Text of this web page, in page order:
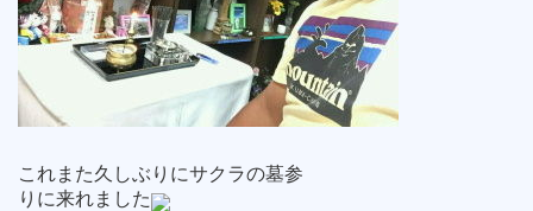
これまた久しぶりにサクラの墓参
りに来れました